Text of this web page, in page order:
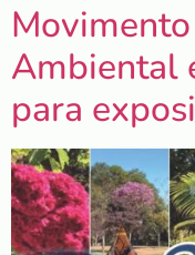
Ambiental
para